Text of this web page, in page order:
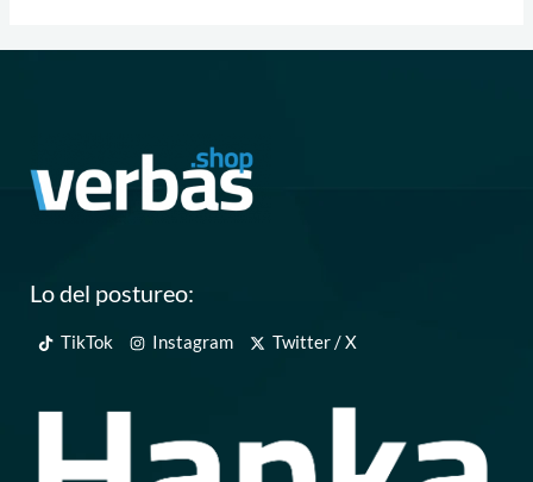
Lo del postureo:
TikTok Instagram Twitter / X